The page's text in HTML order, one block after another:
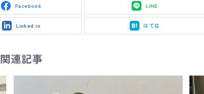
Facebook LINE
Linked in はてな
関連記事